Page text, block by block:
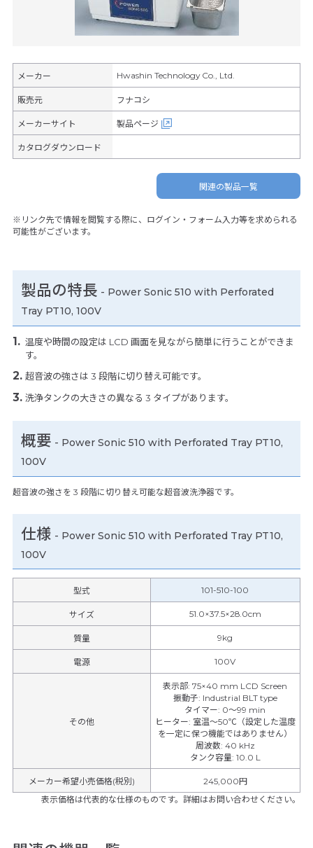
メーカー Hwashin Technology Co., Ltd.
販売元 フナコシ
メーカーサイト 製品ページ
カタログダウンロード
関連の製品一覧
※リンク先で情報を閲覧する際に、ログイン・フォーム入力等を求められる
可能性がございます。
製品の特長 - Power Sonic 510 with Perforated
Tray PT10, 100V
温度や時間の設定は LCD 画面を見ながら簡単に行うことができま
す。
超音波の強さは 3 段階に切り替え可能です。
洗浄タンクの大きさの異なる 3 タイプがあります。
概要 - Power Sonic 510 with Perforated Tray PT10,
100V
超音波の強さを 3 段階に切り替え可能な超音波洗浄器です。
仕様 - Power Sonic 510 with Perforated Tray PT10,
100V
型式 101-510-100
サイズ 51.0×37.5×28.0cm
質量 9kg
電源 100V
その他
表示部:75×40 mm LCD Screen
振動子: Industrial BLT type
タイマー: 0〜99 min
ヒーター: 室温〜50℃（設定した温度
を一定に保つ機能ではありません）
周波数: 40 kHz
タンク容量: 10.0 L
メーカー希望小売価格(税別)
245,000円
表示価格は代表的な仕様のものです。詳細はお問い合わせください。